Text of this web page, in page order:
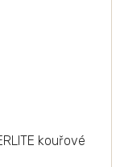
kouřové